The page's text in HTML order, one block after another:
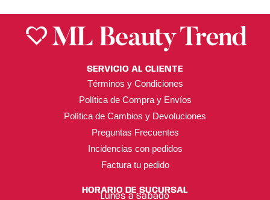
SERVICIO AL CLIENTE
Términos y Condiciones
Política de Compra y Envíos
Política de Cambios y Devoluciones
Preguntas Frecuentes
Incidencias con pedidos
Factura tu pedido
HORARIO DE SUCURSAL
Lunes a Sábado